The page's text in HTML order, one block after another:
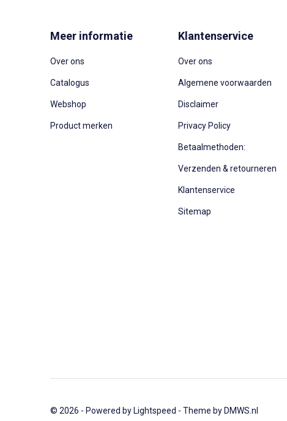
Meer informatie
Over ons
Catalogus
Webshop
Product merken
Klantenservice
Over ons
Algemene voorwaarden
Disclaimer
Privacy Policy
Betaalmethoden:
Verzenden & retourneren
Klantenservice
Sitemap
© 2026 - Powered by Lightspeed - Theme by DMWS.nl